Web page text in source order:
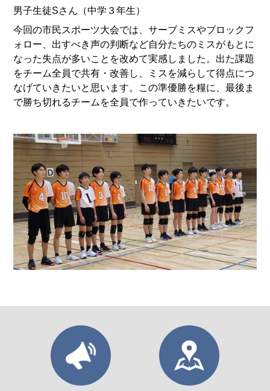
男子生徒Sさん（中学３年生）
今回の市民スポーツ大会では、サーブミスやブロックフ
ォロー、出すべき声の判断など自分たちのミスがもとに
なった失点が多いことを改めて実感しました。出た課題
をチーム全員で共有・改善し、ミスを減らして得点につ
なげていきたいと思います。この準優勝を糧に、最後ま
で勝ち切れるチームを全員で作っていきたいです。